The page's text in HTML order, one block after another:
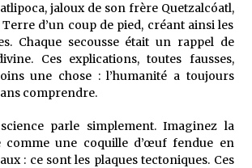
jaloux de son frère Quetzalcóatl,
d’un coup de pied, créant ainsi les
Chaque secousse était un rappel de
Ces explications, toutes fausses,
une chose : l’humanité a toujours
comprendre.
parle simplement. Imaginez la
comme une coquille d’œuf fendue en
: ce sont les plaques tectoniques. Ces